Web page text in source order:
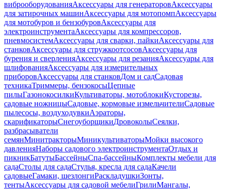
виброоборудованияАксессуары для генераторовАксессуары
для затирочных машинАксессуары для мотопомпАксессуары
для мотобуров и бензобуровАксессуары для
электроинструментаАксессуары для компрессоров,
пневмосистемАксессуары для сварки, пайкиАксессуары для
станковАксессуары для стружкоотсосовАксессуары для
бурения и сверленияАксессуары для резанияАксессуары для
шлифованияАксессуары для измерительных
приборовАксессуары для станковДом и садСадовая
техникаТриммеры, бензокосыЦепные
пилыГазонокосилкиКультиваторы, мотоблокиКусторезы,
садовые ножницыСадовые, кормовые измельчителиСадовые
пылесосы, воздуходувкиАэраторы,
скарификаторыСнегоуборщикиДровоколыСеялки,
разбрасыватели
семянМинитракторыМиникультиваторыМойки высокого
давленияНаборы садового электроинструментаОтдых и
пикникБатутыБассейныСпа-бассейныКомплекты мебели для
садаСтолы для садаСтулья, кресла для садаКачели
садовыеГамаки, шезлонгиРаскладушкиЗонты,
тентыАксессуары для садовой мебелиГрилиМангалы,